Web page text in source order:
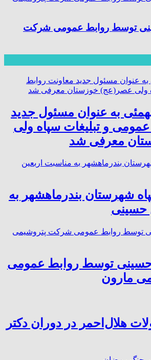
توسط روابط عمومی شرکت
به عنوان مسئول جدید
و تبلیغات سپاه ولی
معرفی شد
شهرستان بندرماهشهر به
حسینی
حسینی توسط روابط عمومی
مارون
هلال‌احمر در دوران دکتر